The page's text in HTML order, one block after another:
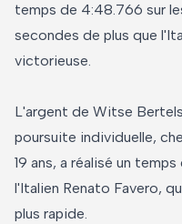
temps de 4:48.766 sur
secondes de plus que
victorieuse.
L'argent de Witse
poursuite individuelle,
19 ans, a réalisé un
l'Italien Renato Favero,
plus rapide.